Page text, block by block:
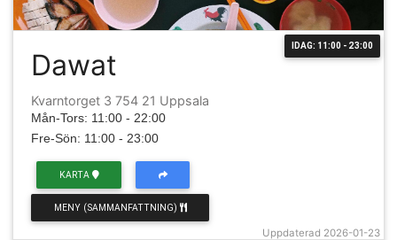
IDAG: 11:00 - 23:00
Dawat
Kvarntorget 3 754 21 Uppsala
Mån-Tors: 11:00 - 22:00
Fre-Sön: 11:00 - 23:00
Uppdaterad 2026-01-23
KARTA
MENY (SAMMANFATTNING)